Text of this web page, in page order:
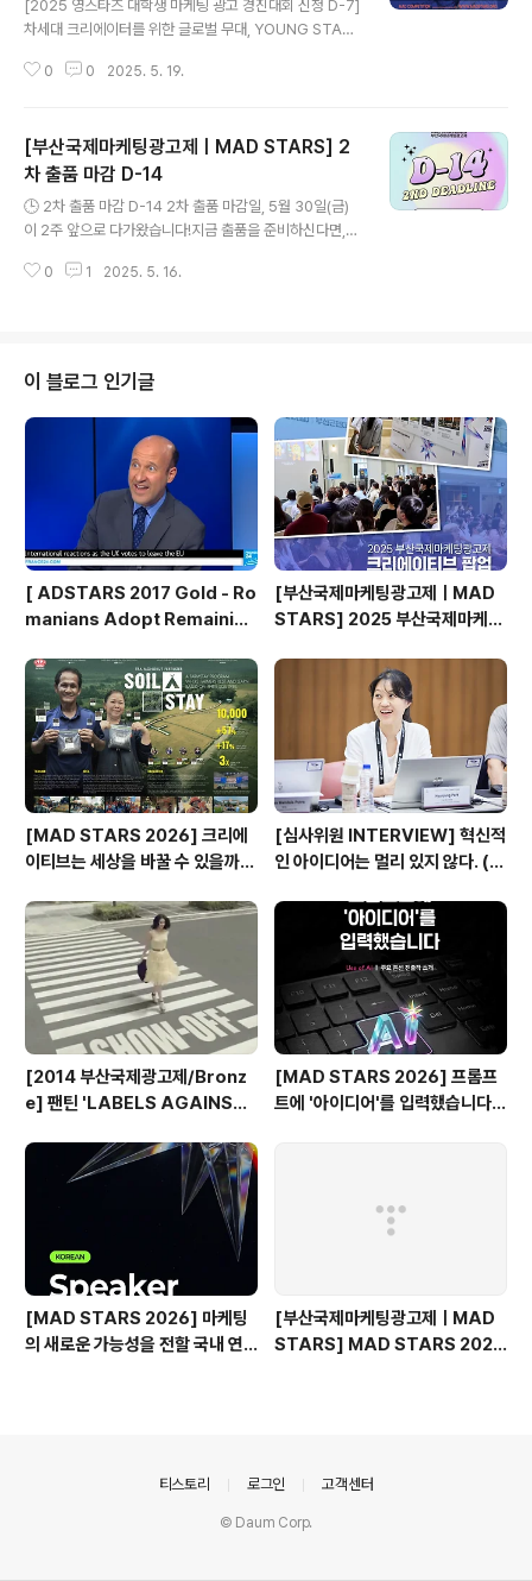
[2025 영스타즈 대학생 마케팅 광고 경진대회 신청 D-7]
차세대 크리에이터를 위한 글로벌 무대, YOUNG STAR
모집 대상• 전공 무관 국내외 대학(원)생• 개인 또는 2인 1
전 세계 크리에이티브 리더들에게 배우는 실전 감각🏆 수
상자 대상 국내외 광고회사 인턴십 기회 제공! 🔥 당신의
도전을 기다립니다! 지금 신청하세요🔥영스타즈 바로가기
👉🏻https://bit.ly/3P7ch4X - [YOUNG STARS 2025
– 7 Days Left to Apply!] The global stage for th
e..
0 0 2025. 5. 19.
[부산국제마케팅광고제ㅣMAD STARS] 2
차 출품 마감 D-14
🕒 2차 출품 마감 D-14 2차 출품 마감일, 5월 30일(금)
이 2주 앞으로 다가왔습니다!지금 출품을 준비하신다면,
크리에이티브를 전 세계 무대에 선보이세요! 💡전문가 부
료로 출품 가능! - 🕒14 Days Left – Submit Before th
e 2nd Deadline!The 2nd entry deadline is just t
wo weeks away!If you're preparing for your sub
0 1 2025. 5. 16.
이 블로그 인기글
[ ADSTARS 2017 Gold - Ro
manians Adopt Remainian
[부산국제마케팅광고제ㅣMAD
STARS] 2025 부산국제마케팅
기
[MAD STARS 2026] 크리에
이티브는 세상을 바꿀 수 있을까?
작)
[심사위원 INTERVIEW] 혁신적
인 아이디어는 멀리 있지 않다. (제
[2014 부산국제광고제/Bronz
e] 팬틴 'LABELS AGAINST
[MAD STARS 2026] 프롬프
트에 '아이디어'를 입력했습니다
[MAD STARS 2026] 마케팅
의 새로운 가능성을 전할 국내 연
[부산국제마케팅광고제ㅣMAD
STARS] MAD STARS 2025
티스토리 로그인 고객센터
© Daum Corp.